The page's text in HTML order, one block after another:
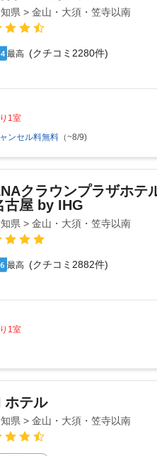
県 > 金山・大須・笠寺以南
最高 (クチコミ2280件)
1室
ンセル料無料 （~8/9)
クラウンプラザホテ
古屋 by IHG
県 > 金山・大須・笠寺以南
最高 (クチコミ2882件)
1室
ホテル
県 > 金山・大須・笠寺以南